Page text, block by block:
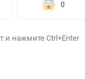
0
и нажмите Ctrl+Enter